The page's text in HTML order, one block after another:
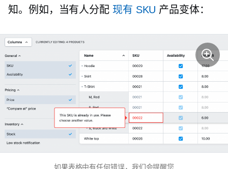
知。例如，当有人分配 现有 SKU 产品变体：
如果表格中有任何错误，我们会提醒您